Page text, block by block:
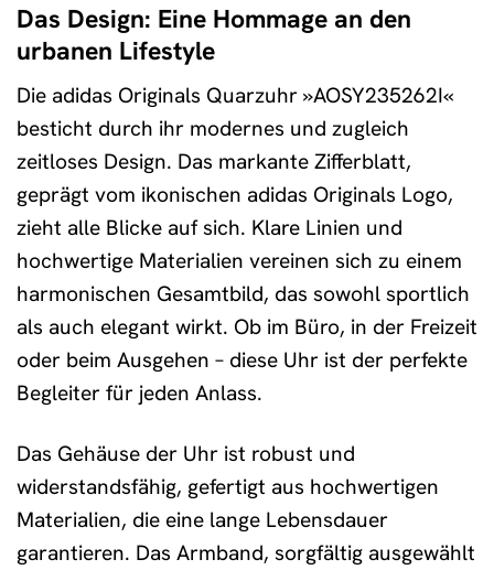
Das Design: Eine Hommage an den
urbanen Lifestyle
Die adidas Originals Quarzuhr »AOSY235262I«
besticht durch ihr modernes und zugleich
zeitloses Design. Das markante Zifferblatt,
geprägt vom ikonischen adidas Originals Logo,
zieht alle Blicke auf sich. Klare Linien und
hochwertige Materialien vereinen sich zu einem
harmonischen Gesamtbild, das sowohl sportlich
als auch elegant wirkt. Ob im Büro, in der Freizeit
oder beim Ausgehen – diese Uhr ist der perfekte
Begleiter für jeden Anlass.
Das Gehäuse der Uhr ist robust und
widerstandsfähig, gefertigt aus hochwertigen
Materialien, die eine lange Lebensdauer
garantieren. Das Armband, sorgfältig ausgewählt